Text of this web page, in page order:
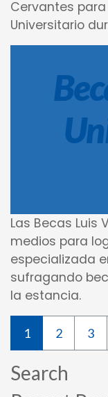
Cervantes
Universitario
Las Becas Luis
medios para
especializada
sufragando
la estancia.
1 2 3
Search